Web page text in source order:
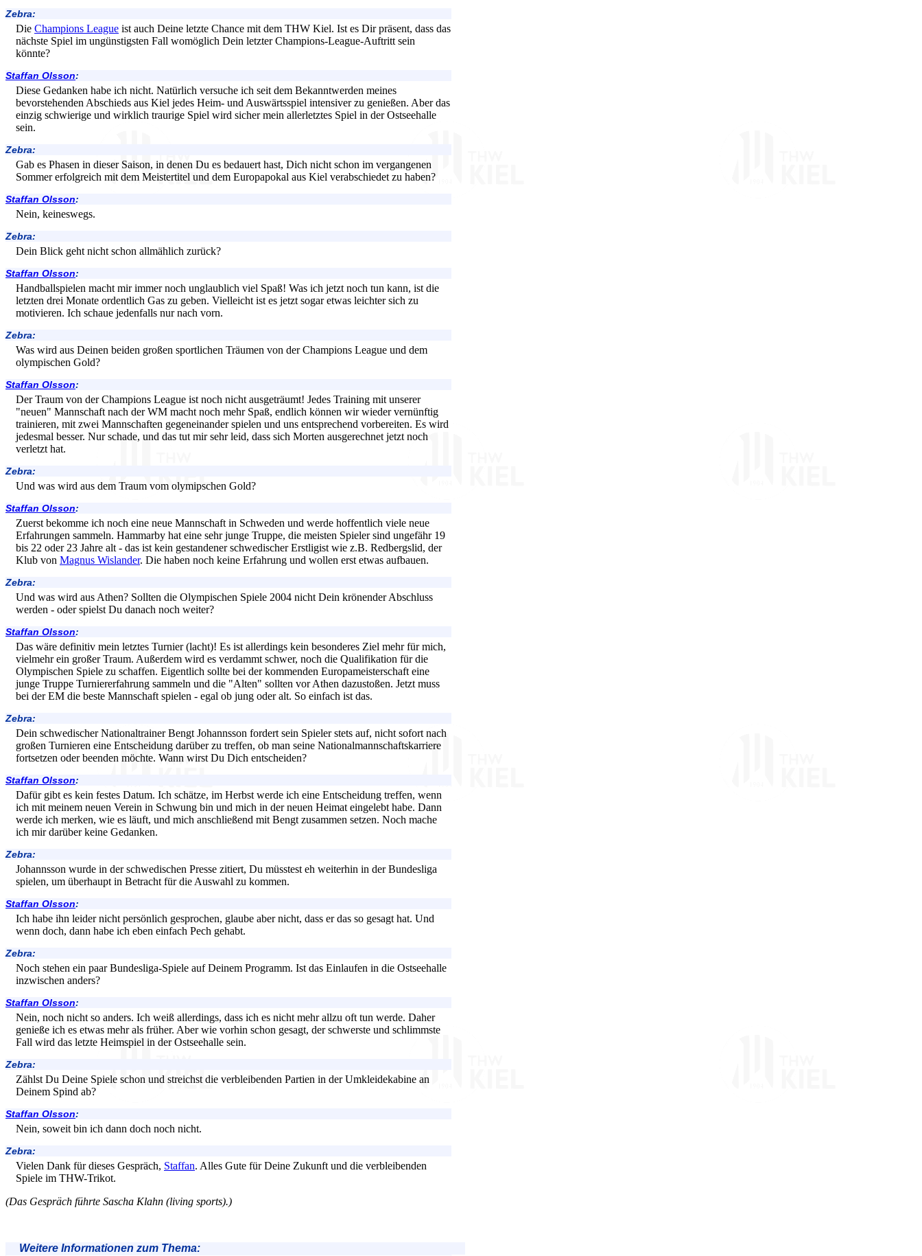
Zebra:
Die Champions League ist auch Deine letzte Chance mit dem THW Kiel. Ist es Dir präsent, dass das
nächste Spiel im ungünstigsten Fall womöglich Dein letzter Champions-League-Auftritt sein
könnte?
Staffan Olsson:
Diese Gedanken habe ich nicht. Natürlich versuche ich seit dem Bekanntwerden meines
bevorstehenden Abschieds aus Kiel jedes Heim- und Auswärtsspiel intensiver zu genießen. Aber das
einzig schwierige und wirklich traurige Spiel wird sicher mein allerletztes Spiel in der Ostseehalle
sein.
Zebra:
Gab es Phasen in dieser Saison, in denen Du es bedauert hast, Dich nicht schon im vergangenen
Sommer erfolgreich mit dem Meistertitel und dem Europapokal aus Kiel verabschiedet zu haben?
Staffan Olsson:
Nein, keineswegs.
Zebra:
Dein Blick geht nicht schon allmählich zurück?
Staffan Olsson:
Handballspielen macht mir immer noch unglaublich viel Spaß! Was ich jetzt noch tun kann, ist die
letzten drei Monate ordentlich Gas zu geben. Vielleicht ist es jetzt sogar etwas leichter sich zu
motivieren. Ich schaue jedenfalls nur nach vorn.
Zebra:
Was wird aus Deinen beiden großen sportlichen Träumen von der Champions League und dem
olympischen Gold?
Staffan Olsson:
Der Traum von der Champions League ist noch nicht ausgeträumt! Jedes Training mit unserer
"neuen" Mannschaft nach der WM macht noch mehr Spaß, endlich können wir wieder vernünftig
trainieren, mit zwei Mannschaften gegeneinander spielen und uns entsprechend vorbereiten. Es wird
jedesmal besser. Nur schade, und das tut mir sehr leid, dass sich Morten ausgerechnet jetzt noch
verletzt hat.
Zebra:
Und was wird aus dem Traum vom olymipschen Gold?
Staffan Olsson:
Zuerst bekomme ich noch eine neue Mannschaft in Schweden und werde hoffentlich viele neue
Erfahrungen sammeln. Hammarby hat eine sehr junge Truppe, die meisten Spieler sind ungefähr 19
bis 22 oder 23 Jahre alt - das ist kein gestandener schwedischer Erstligist wie z.B. Redbergslid, der
Klub von Magnus Wislander. Die haben noch keine Erfahrung und wollen erst etwas aufbauen.
Zebra:
Und was wird aus Athen? Sollten die Olympischen Spiele 2004 nicht Dein krönender Abschluss
werden - oder spielst Du danach noch weiter?
Staffan Olsson:
Das wäre definitiv mein letztes Turnier (lacht)! Es ist allerdings kein besonderes Ziel mehr für mich,
vielmehr ein großer Traum. Außerdem wird es verdammt schwer, noch die Qualifikation für die
Olympischen Spiele zu schaffen. Eigentlich sollte bei der kommenden Europameisterschaft eine
junge Truppe Turniererfahrung sammeln und die "Alten" sollten vor Athen dazustoßen. Jetzt muss
bei der EM die beste Mannschaft spielen - egal ob jung oder alt. So einfach ist das.
Zebra:
Dein schwedischer Nationaltrainer Bengt Johannsson fordert sein Spieler stets auf, nicht sofort nach
großen Turnieren eine Entscheidung darüber zu treffen, ob man seine Nationalmannschaftskarriere
fortsetzen oder beenden möchte. Wann wirst Du Dich entscheiden?
Staffan Olsson:
Dafür gibt es kein festes Datum. Ich schätze, im Herbst werde ich eine Entscheidung treffen, wenn
ich mit meinem neuen Verein in Schwung bin und mich in der neuen Heimat eingelebt habe. Dann
werde ich merken, wie es läuft, und mich anschließend mit Bengt zusammen setzen. Noch mache
ich mir darüber keine Gedanken.
Zebra:
Johannsson wurde in der schwedischen Presse zitiert, Du müsstest eh weiterhin in der Bundesliga
spielen, um überhaupt in Betracht für die Auswahl zu kommen.
Staffan Olsson:
Ich habe ihn leider nicht persönlich gesprochen, glaube aber nicht, dass er das so gesagt hat. Und
wenn doch, dann habe ich eben einfach Pech gehabt.
Zebra:
Noch stehen ein paar Bundesliga-Spiele auf Deinem Programm. Ist das Einlaufen in die Ostseehalle
inzwischen anders?
Staffan Olsson:
Nein, noch nicht so anders. Ich weiß allerdings, dass ich es nicht mehr allzu oft tun werde. Daher
genieße ich es etwas mehr als früher. Aber wie vorhin schon gesagt, der schwerste und schlimmste
Fall wird das letzte Heimspiel in der Ostseehalle sein.
Zebra:
Zählst Du Deine Spiele schon und streichst die verbleibenden Partien in der Umkleidekabine an
Deinem Spind ab?
Staffan Olsson:
Nein, soweit bin ich dann doch noch nicht.
Zebra:
Vielen Dank für dieses Gespräch, Staffan. Alles Gute für Deine Zukunft und die verbleibenden
Spiele im THW-Trikot.
(Das Gespräch führte Sascha Klahn (living sports).)
Weitere Informationen zum Thema: